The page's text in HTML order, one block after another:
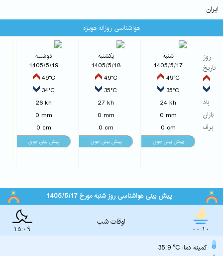
ایران
هواشناسی روزانه هویزه
روز
تاریخ
باد
باران
برف
شنبه
1405/5/17
49°C
35°C
24 kh
0 mm
0 cm
یکشنبه
1405/5/18
49°C
35°C
27 kh
0 mm
0 cm
دوشنبه
1405/5/19
49°C
34°C
26 kh
0 mm
0 cm
پیش بینی هواشناسی روز شنبه مورخ 1405/5/17
15:09
اوقات شب
00:10
35.9 °C :کمینه دما